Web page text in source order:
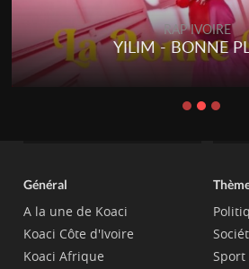
RAP IVOIRE
YILIM - BONNE
Général
A la une de Koaci
Koaci Côte d'Ivoire
Koaci Afrique
Sport